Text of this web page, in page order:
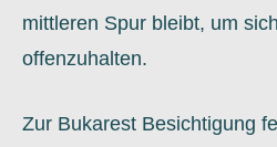
mittleren Spur bleibt, um
offenzuhalten.
Zur Bukarest Besichtigung